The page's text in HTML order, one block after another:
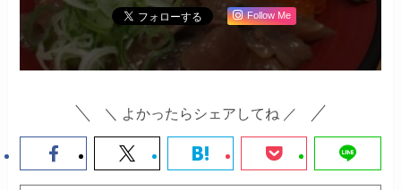
Follow Me
＼ よかったらシェアしてね ／